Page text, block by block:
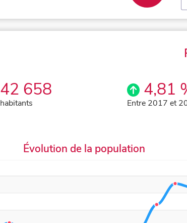
42 658
habitants
4,81
Entre 2017 et
Évolution de la population